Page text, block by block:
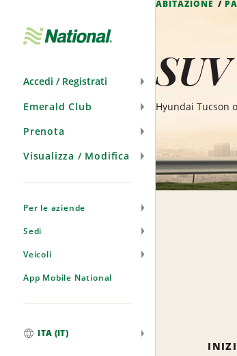
Accedi / Registrati
Emerald Club
Prenota
Visualizza / Modifica
Per le aziende
Sedi
Veicoli
App Mobile National
ITA (IT)
ABITAZIONE
Hyundai Tucson